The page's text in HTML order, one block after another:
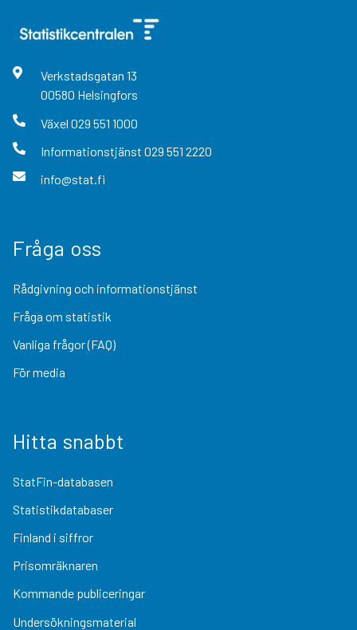
Verkstadsgatan 13
00580 Helsingfors
Växel 029 551 1000
Informationstjänst 029 551 2220
info@stat.fi
Fråga oss
Rådgivning och informationstjänst
Fråga om statistik
Vanliga frågor (FAQ)
För media
Hitta snabbt
StatFin-databasen
Statistikdatabaser
Finland i siffror
Prisomräknaren
Kommande publiceringar
Undersökningsmaterial